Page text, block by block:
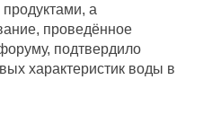
а
проведённое
подтвердило
характеристик воды в